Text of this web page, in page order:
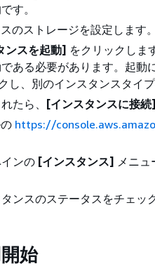
す。
のストレージを設定します。
ンスを起動] をクリックしま
ある必要があります。起動
し、別のインスタンスタイプ
たら、 [インスタンスに接続]
https://
ンの [インスタンス] メニュ
ンスのステータスをチェッ
始